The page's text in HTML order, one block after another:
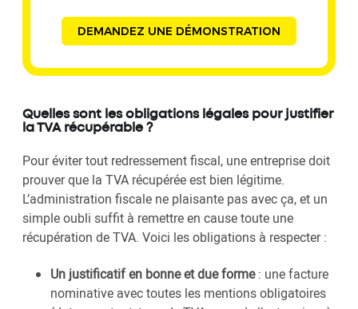
DEMANDEZ UNE DÉMONSTRATION
Quelles sont les obligations légales pour justifier
la TVA récupérable ?
Pour éviter tout redressement fiscal, une entreprise doit
prouver que la TVA récupérée est bien légitime.
L’administration fiscale ne plaisante pas avec ça, et un
simple oubli suffit à remettre en cause toute une
récupération de TVA. Voici les obligations à respecter :
Un justificatif en bonne et due forme: une facture
nominative avec toutes les mentions obligatoires